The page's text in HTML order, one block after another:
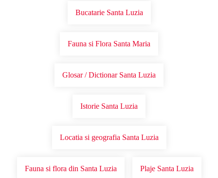
Bucatarie Santa Luzia
Fauna si Flora Santa Maria
Glosar / Dictionar Santa Luzia
Istorie Santa Luzia
Locatia si geografia Santa Luzia
Fauna si flora din Santa Luzia Plaje Santa Luzia